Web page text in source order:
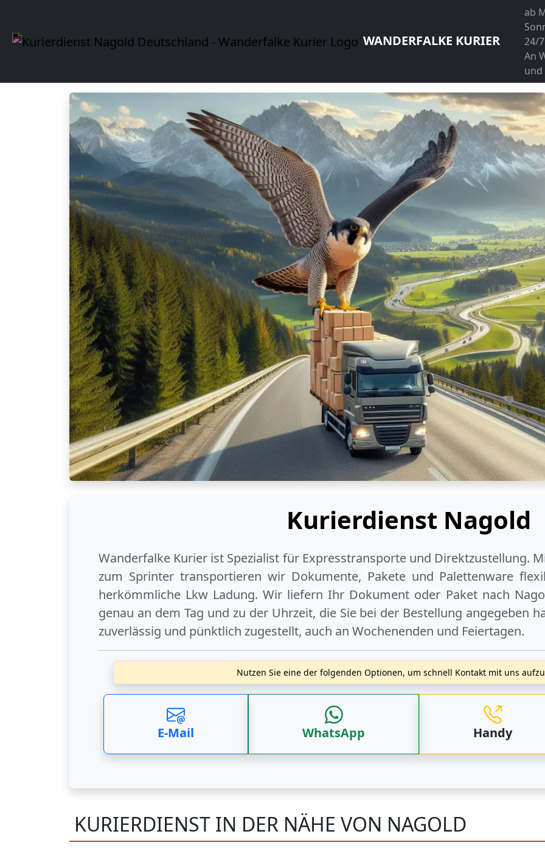
WANDERFALKE KURIER
ab
24/7
An
und
Kurierdienst Nagold
Wanderfalke Kurier ist Spezialist für Expresstransporte und Direktzustellung.
zum Sprinter transportieren wir Dokumente, Pakete und Palettenware
herkömmliche Lkw Ladung. Wir liefern Ihr Dokument oder Paket nach
genau an dem Tag und zu der Uhrzeit, die Sie bei der Bestellung angegeben
zuverlässig und pünktlich zugestellt, auch an Wochenenden und Feiertagen.
Nutzen Sie eine der folgenden Optionen, um schnell Kontakt mit uns
E-Mail WhatsApp Handy
KURIERDIENST IN DER NÄHE VON NAGOLD